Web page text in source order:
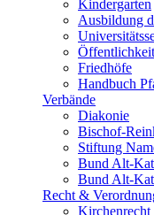
Kindergarten
Ausbildung
Friedhöfe
Handbuch
Verbände
Diakonie
Bischof-
Stiftung
Bund Alt-
Bund Alt-
Recht &
Kirchenrecht